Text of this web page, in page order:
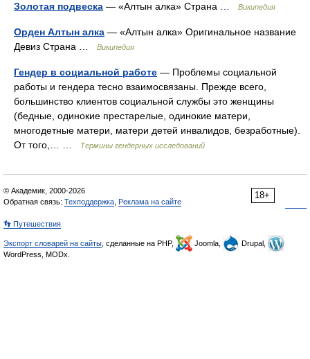
Золотая подвеска — «Алтын алка» Страна … Википедия
Орден Алтын алка — «Алтын алка» Оригинальное название
Девиз Страна …
Википедия
Гендер в социальной работе — Проблемы социальной
работы и гендера тесно взаимосвязаны. Прежде всего,
большинство клиентов социальной службы это женщины
(бедные, одинокие престарелые, одинокие матери,
многодетные матери, матери детей инвалидов, безработные).
От того,… …
Термины гендерных исследований
18+
© Академик, 2000-2026
Обратная связь: Техподдержка Реклама на сайте
👣 Путешествия
Экспорт словарей на сайты , сделанные на PHP, Joomla,
Drupal,
WordPress, MODx.